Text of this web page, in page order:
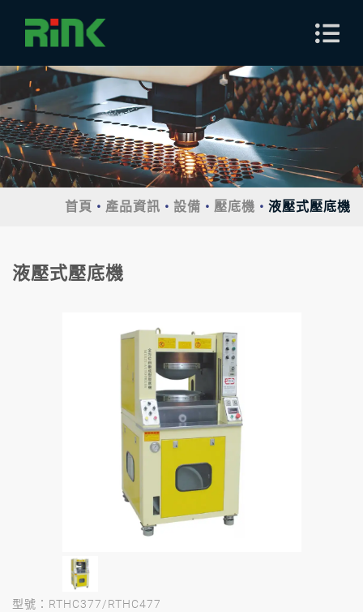
首頁 產品資訊 設備 壓底機 液壓式壓底機
液壓式壓底機
型號：RTHC377/RTHC477